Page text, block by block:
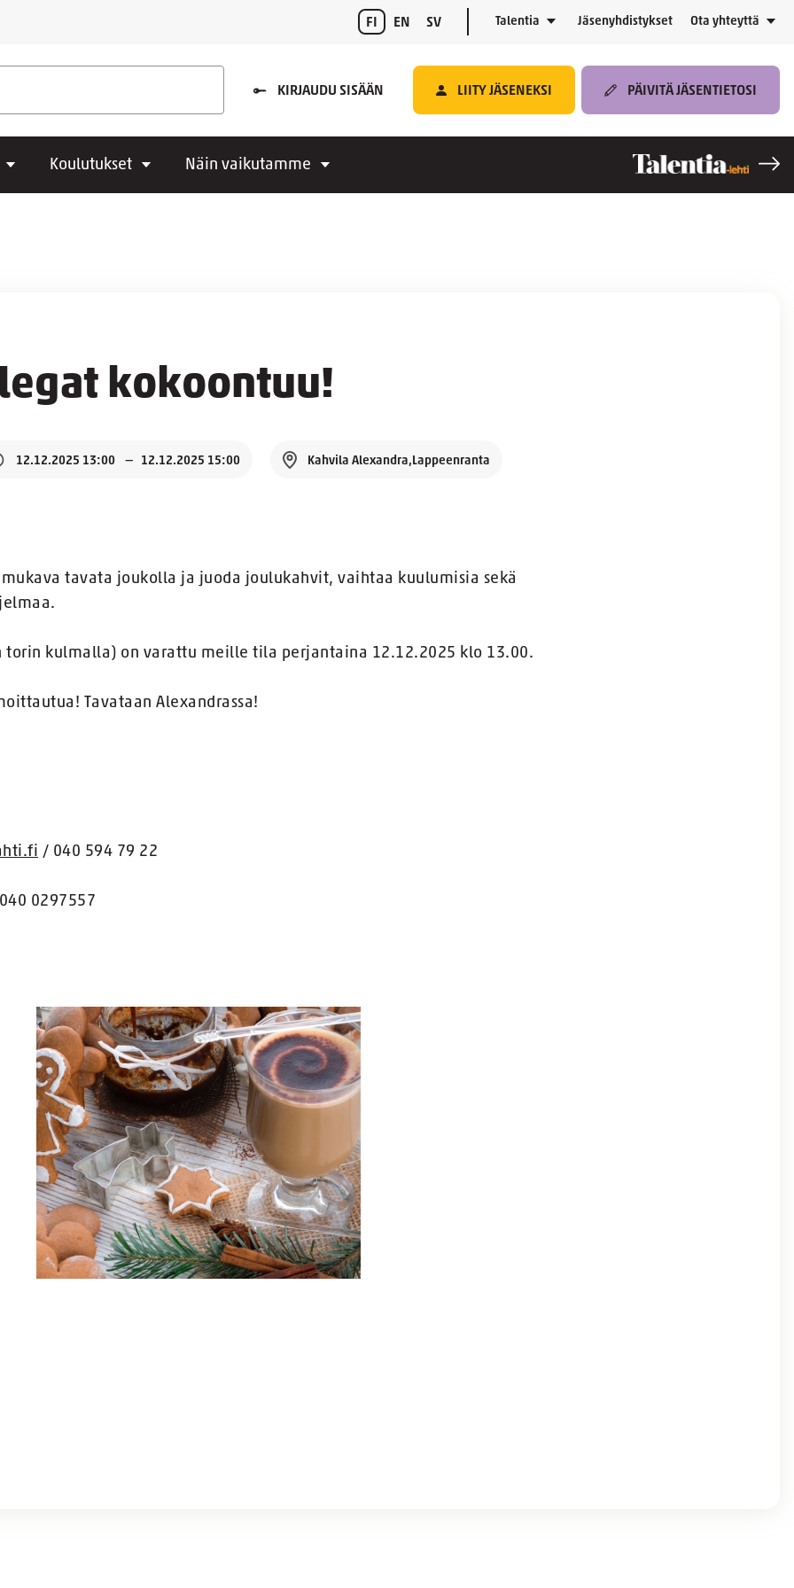
FI EN SV Talentia Jäsenyhdistykset Ota yhteyttä
KIRJAUDU SISÄÄN LIITY JÄSENEKSI PÄIVITÄ JÄSENTIETOSI
Koulutukset Näin vaikutamme
kokoontuu!
12.12.2025 13:00 12.12.2025 15:00 Kahvila Alexandra,Lappeenranta
tavata joukolla ja juoda joulukahvit, vaihtaa kuulumisia sekä
torin kulmalla) on varattu meille tila perjantaina 12.12.2025 klo 13.00.
Tavataan Alexandrassa!
/ 040 594 79 22
0297557